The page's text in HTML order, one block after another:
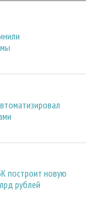
построит новую
рублей